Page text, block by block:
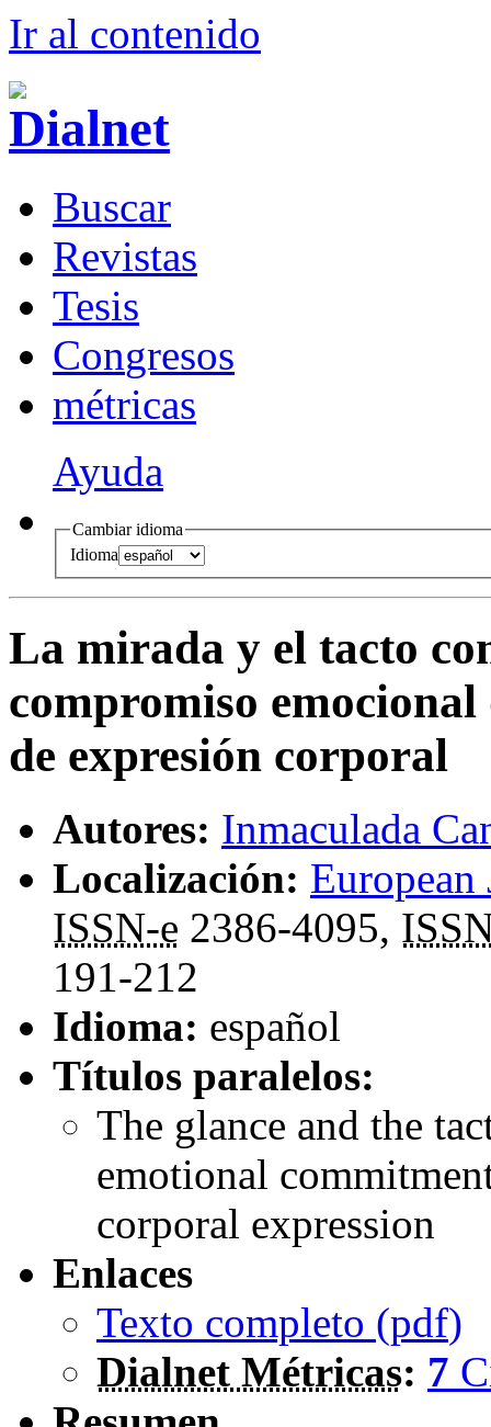
Ir al contenido
Buscar
Revistas
Tesis
Congresos
métricas
Ayuda
Cambiar idioma
Idioma
La mirada y el tacto
compromiso emocional
de expresión corporal
Autores: Inmaculada
Localización:
ISSN-e 2386-4095,
191-212
Idioma: español
Títulos paralelos:
The glance and the
emotional
corporal expression
Enlaces
Texto completo (pdf)
Dialnet Métricas: 7